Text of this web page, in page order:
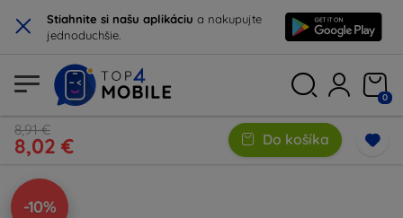
× Stiahnite si našu aplikáciu a nakupujte
jednoduchšie.
0
8,91 €
8,02 € Do košíka
-10%